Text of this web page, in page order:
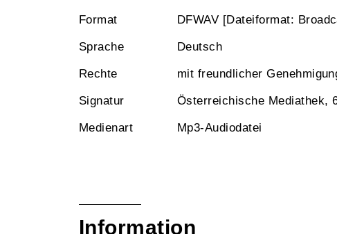
Format DFWAV [Dateiformat:
Sprache Deutsch
Rechte mit freundlicher
Signatur Österreichische Mediathek,
Medienart Mp3-Audiodatei
Information